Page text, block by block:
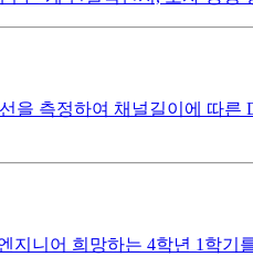
을 측정하여 채널길이에 따
지니어 희망하는 4학년 1학